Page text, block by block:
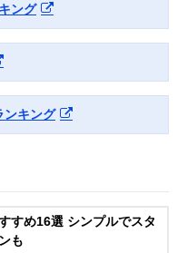
ング
ンキング
すめ16選 シンプルでスタ
も